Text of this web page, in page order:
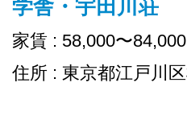
学舎・宇田川荘
家賃 : 58,000〜
住所 : 東京都江戸川